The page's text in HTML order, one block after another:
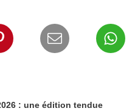
: une édition tendue